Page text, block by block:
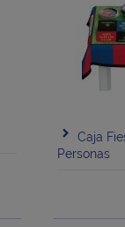
Caja
Personas